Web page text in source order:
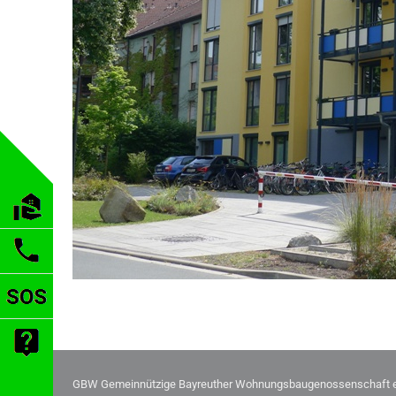
GBW Gemeinnützige Bayreuther Wohnungsbaugenossenschaft